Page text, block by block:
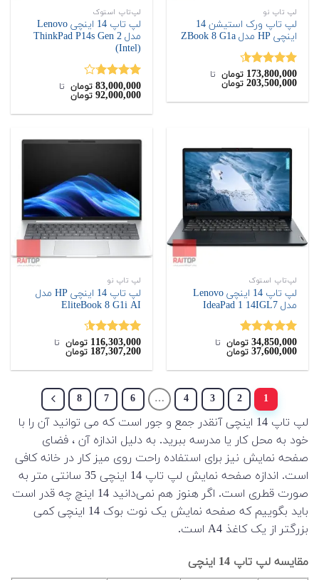
لپ تاپ نو
لپ تاپ ورک استیشن 14
اینچی HP مدل ZBook 8 G1a
نمره4.50
از 5
173,800,000 تومان ‌ تا ‌
203,500,000 تومان
لپ‌تاپ استوک
لپ تاپ 14 اینچی Lenovo
مدل ThinkPad P14s Gen 2
(Intel)
نمره
3.67از
83,000,000 تومان ‌ تا ‌
92,000,000 تومان
لپ‌تاپ استوک
لپ تاپ 14 اینچی Lenovo
مدل IdeaPad 1 14IGL7
نمره5.00
از 5
34,850,000 تومان ‌ تا ‌
37,600,000 تومان
لپ تاپ نو
لپ تاپ 14 اینچی HP مدل
EliteBook 8 G1i AI
نمره4.50
از 5
116,303,000 تومان ‌ تا ‌
187,307,200 تومان
1
2
3
4
…
6
7
8
لپ تاپ 14 اینچی آنقدر جمع و جور است که می توانید آن را با
خود به محل کار یا مدرسه ببرید. به دلیل اندازه آن ، فضای
صفحه نمایش نیز برای استفاده راحت روی میز کار در خانه کافی
است. اندازه صفحه نمایش لپ تاپ 14 اینچی 35 سانتی متر به
صورت قطری است. اگر هنوز هم نمی‌دانید 14 اینچ چه قدر است
باید بگوییم که صفحه نمایش یک نوت بوک 14 اینچی کمی
بزرگتر از یک کاغذ A4 است.
مقایسه لپ تاپ 14 اینچی